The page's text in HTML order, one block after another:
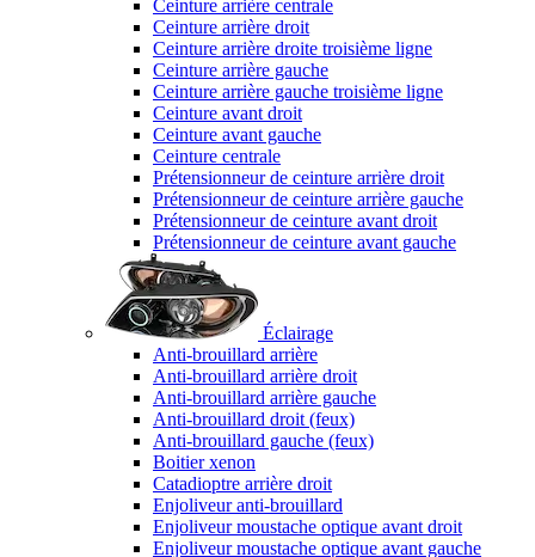
Ceinture arrière centrale
Ceinture arrière droit
Ceinture arrière droite troisième ligne
Ceinture arrière gauche
Ceinture arrière gauche troisième ligne
Ceinture avant droit
Ceinture avant gauche
Ceinture centrale
Prétensionneur de ceinture arrière droit
Prétensionneur de ceinture arrière gauche
Prétensionneur de ceinture avant droit
Prétensionneur de ceinture avant gauche
Éclairage
Anti-brouillard arrière
Anti-brouillard arrière droit
Anti-brouillard arrière gauche
Anti-brouillard droit (feux)
Anti-brouillard gauche (feux)
Boitier xenon
Catadioptre arrière droit
Enjoliveur anti-brouillard
Enjoliveur moustache optique avant droit
Enjoliveur moustache optique avant gauche